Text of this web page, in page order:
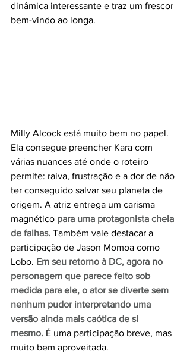
dinâmica interessante e traz um frescor
bem-vindo ao longa.
Milly Alcock está muito bem no papel.
Ela consegue preencher Kara com
várias nuances até onde o roteiro
permite: raiva, frustração e a dor de não
ter conseguido salvar seu planeta de
origem. A atriz entrega um carisma
magnético para uma protagonista cheia
de falhas. Também vale destacar a
participação de Jason Momoa como
Lobo. Em seu retorno à DC, agora no
personagem que parece feito sob
medida para ele, o ator se diverte sem
nenhum pudor interpretando uma
versão ainda mais caótica de si
mesmo. É uma participação breve, mas
muito bem aproveitada.